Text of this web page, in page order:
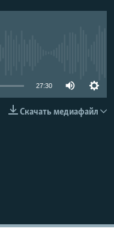
27:30
Скачать медиафайл